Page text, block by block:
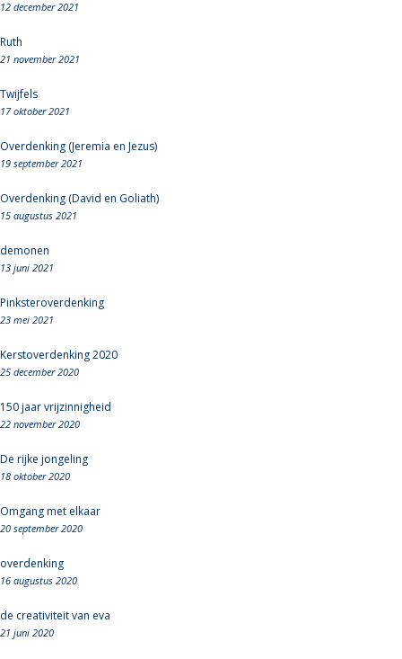
12 december 2021
Ruth
21 november 2021
Twijfels
17 oktober 2021
Overdenking (Jeremia en Jezus)
19 september 2021
Overdenking (David en Goliath)
15 augustus 2021
demonen
13 juni 2021
Pinksteroverdenking
23 mei 2021
Kerstoverdenking 2020
25 december 2020
150 jaar vrijzinnigheid
22 november 2020
De rijke jongeling
18 oktober 2020
Omgang met elkaar
20 september 2020
overdenking
16 augustus 2020
de creativiteit van eva
21 juni 2020